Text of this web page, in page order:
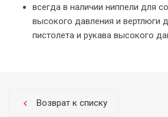
всегда в наличии ниппели для
высокого давления и вертлюги
пистолета и рукава высокого
chevron_left Возврат к списку